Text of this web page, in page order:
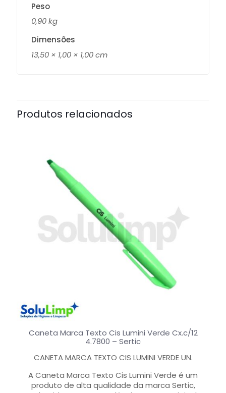
Peso
0,90 kg
Dimensões
13,50 × 1,00 × 1,00 cm
Produtos relacionados
Caneta Marca Texto Cis Lumini Verde Cx.c/12
4.7800 – Sertic
CANETA MARCA TEXTO CIS LUMINI VERDE UN.
A Caneta Marca Texto Cis Lumini Verde é um
produto de alta qualidade da marca Sertic,